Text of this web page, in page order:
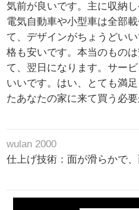
気前が良いです。主に収納
電気自動車や小型車は全部
て、デザインがちょうどい
格も安いです。本当のもの
て、翌日になります。サー
いいです。はい、とても満
たあなたの家に来て買う必要
wulan 2000
仕上げ技術：面が滑らかで、